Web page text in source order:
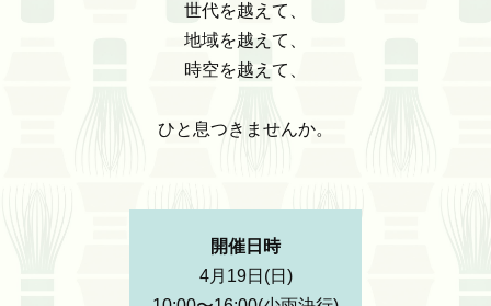
世代を越えて、
地域を越えて、
時空を越えて、
ひと息つきませんか。
開催日時
4月19日(日)